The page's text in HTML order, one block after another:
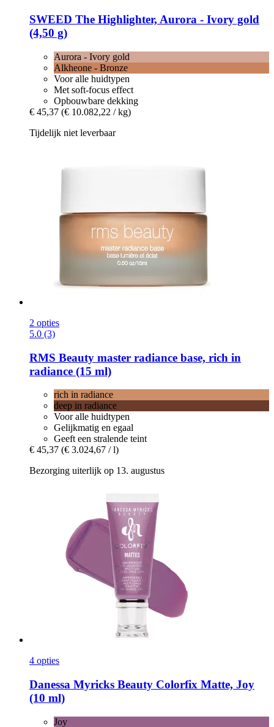
SWEED The Highlighter, Aurora -​ Ivory gold
(4,50 g)
Aurora - Ivory gold
Alkheone - Bronze
Voor alle huidtypen
Met soft-focus effect
Opbouwbare dekking
€ 45,37 (€ 10.082,22 / kg)
Tijdelijk niet leverbaar
2 opties
5.0 (3)
RMS Beauty master radiance base, rich in
radiance (15 ml)
rich in radiance
deep in radiance
Voor alle huidtypen
Gelijkmatig en egaal
Geeft een stralende teint
€ 45,37 (€ 3.024,67 / l)
Bezorging uiterlijk op 13. augustus
4 opties
Danessa Myricks Beauty Colorfix Matte, Joy
(10 ml)
Joy